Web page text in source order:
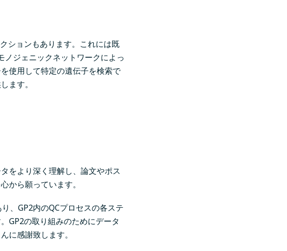
ションもあります。これには既
ノジェニックネットワークによっ
使用して特定の遺伝子を検索で
ます。
をより深く理解し、論文やポス
から願っています。
、GP2内のQCプロセスの各ステ
GP2の取り組みのためにデータ
に感謝致します。